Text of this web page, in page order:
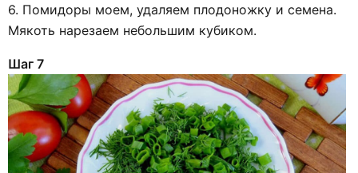
6. Помидоры моем, удаляем плодоножку и семена.
Мякоть нарезаем небольшим кубиком.
Шаг 7